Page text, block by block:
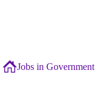
Jobs in Government